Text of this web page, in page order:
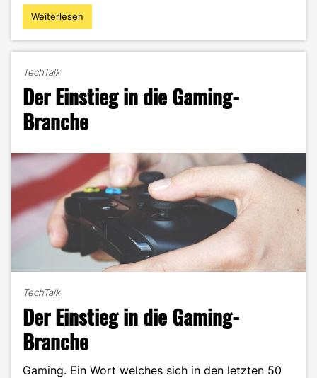
"PS
Plus
Spiele
und
andere
Vorteile"
Weiterlesen
TechTalk
Der Einstieg in die Gaming-
Branche
TechTalk
Der Einstieg in die Gaming-
Branche
Gaming. Ein Wort welches sich in den letzten 50